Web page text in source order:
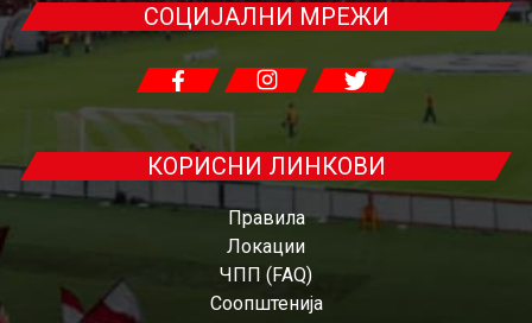
СОЦИЈАЛНИ МРЕЖИ
КОРИСНИ ЛИНКОВИ
Правила
Локации
ЧПП (FAQ)
Соопштенија